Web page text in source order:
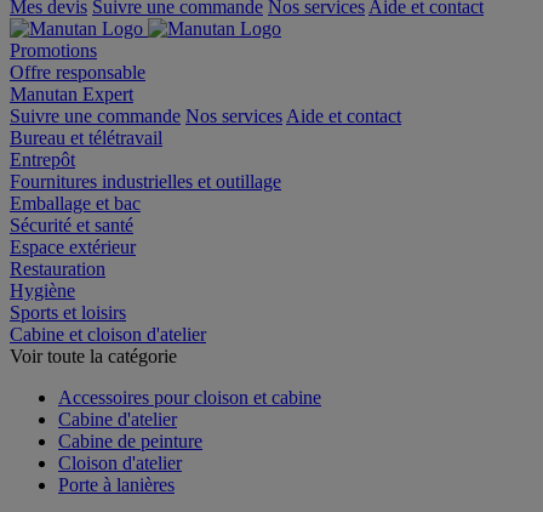
Mes devis Suivre une commande Nos services Aide et contact
Promotions
Offre responsable
Manutan Expert
Suivre une commande Nos services Aide et contact
Bureau et télétravail
Entrepôt
Fournitures industrielles et outillage
Emballage et bac
Sécurité et santé
Espace extérieur
Restauration
Hygiène
Sports et loisirs
Cabine et cloison d'atelier
Voir toute la catégorie
Accessoires pour cloison et cabine
Cabine d'atelier
Cabine de peinture
Cloison d'atelier
Porte à lanières